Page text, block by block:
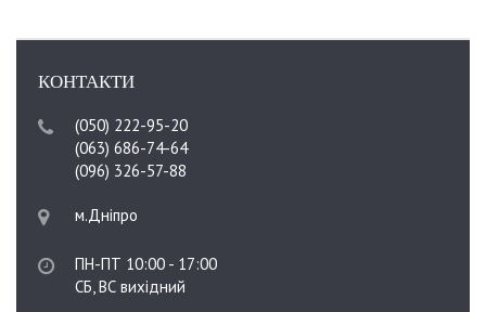
КОНТАКТИ
(050) 222-95-20
(063) 686-74-64
(096) 326-57-88
м.Дніпро
ПН-ПТ 10:00 - 17:00
СБ, ВС вихідний